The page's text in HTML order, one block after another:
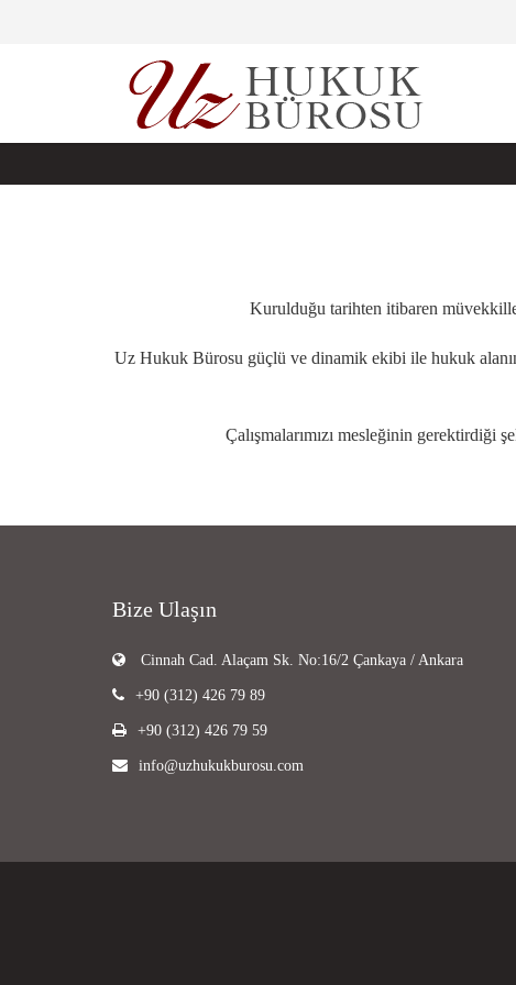
Kurulduğu tarihten itibaren
Uz Hukuk Bürosu güçlü ve dinamik ekibi ile hukuk
Çalışmalarımızı mesleğinin
Bize Ulaşın
Cinnah Cad. Alaçam Sk. No:16/2 Çankaya / Ankara
+90 (312) 426 79 89
+90 (312) 426 79 59
info@uzhukukburosu.com